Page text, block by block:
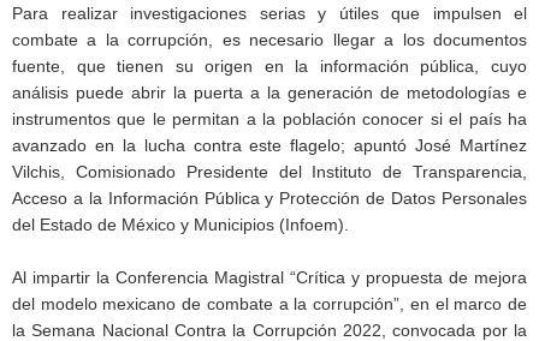
Para realizar investigaciones serias y útiles que impulsen el
combate a la corrupción, es necesario llegar a los documentos
fuente, que tienen su origen en la información pública, cuyo
análisis puede abrir la puerta a la generación de metodologías e
instrumentos que le permitan a la población conocer si el país ha
avanzado en la lucha contra este flagelo; apuntó José Martínez
Vilchis, Comisionado Presidente del Instituto de Transparencia,
Acceso a la Información Pública y Protección de Datos Personales
del Estado de México y Municipios (Infoem).
Al impartir la Conferencia Magistral “Crítica y propuesta de mejora
del modelo mexicano de combate a la corrupción”, en el marco de
la Semana Nacional Contra la Corrupción 2022, convocada por la